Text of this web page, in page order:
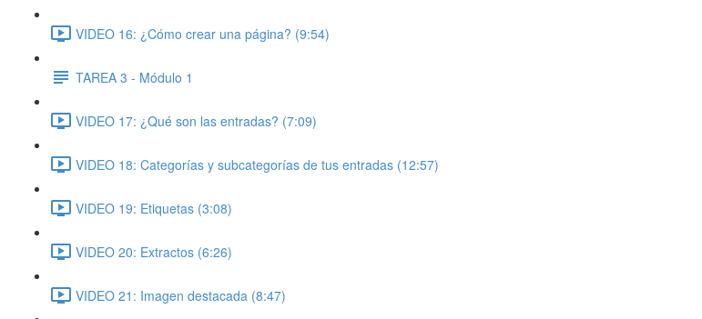
VIDEO 16: ¿Cómo crear una página? (9:54)
TAREA 3 - Módulo 1
VIDEO 17: ¿Qué son las entradas? (7:09)
VIDEO 18: Categorías y subcategorías de tus entradas (12:57)
VIDEO 19: Etiquetas (3:08)
VIDEO 20: Extractos (6:26)
VIDEO 21: Imagen destacada (8:47)